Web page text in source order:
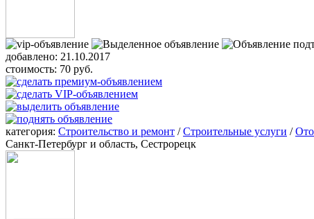
добавлено: 21.10.2017
стоимость: 70 руб.
категория: Строительство и ремонт /Строительные услуги /
Санкт-Петербург и область, Сестрорецк